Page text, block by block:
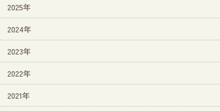
2025年
2024年
2023年
2022年
2021年